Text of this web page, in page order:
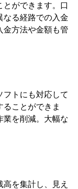
とができます。口
なる経路での入金
金方法や金額も管
フトにも対応して
ことができま
業を削減。大幅な
を集計し、見え